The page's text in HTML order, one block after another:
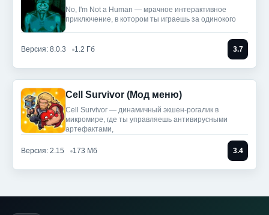
No, I'm Not a Human — мрачное интерактивное
приключение, в котором ты играешь за одинокого
Версия: 8.0.3 1.2 Гб 3.7
Cell Survivor (Мод меню)
Cell Survivor — динамичный экшен-рогалик в
микромире, где ты управляешь антивирусными
артефактами,
Версия: 2.15 173 Мб 3.4